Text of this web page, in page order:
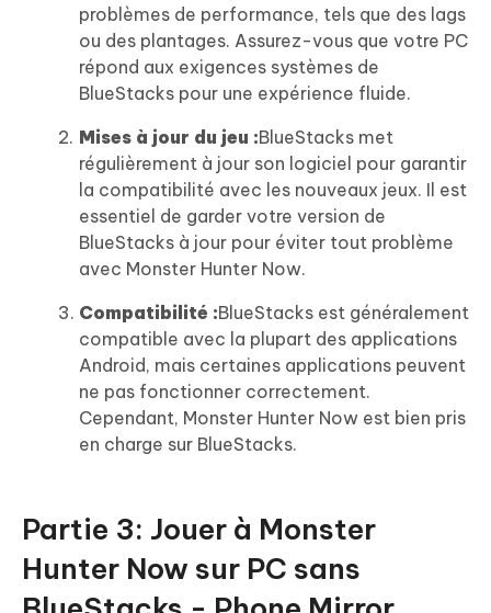
problèmes de performance, tels que des lags
ou des plantages. Assurez-vous que votre PC
répond aux exigences systèmes de
BlueStacks pour une expérience fluide.
Mises à jour du jeu :BlueStacks met
régulièrement à jour son logiciel pour garantir
la compatibilité avec les nouveaux jeux. Il est
essentiel de garder votre version de
BlueStacks à jour pour éviter tout problème
avec Monster Hunter Now.
Compatibilité :BlueStacks est généralement
compatible avec la plupart des applications
Android, mais certaines applications peuvent
ne pas fonctionner correctement.
Cependant, Monster Hunter Now est bien pris
en charge sur BlueStacks.
Partie 3: Jouer à Monster
Hunter Now sur PC sans